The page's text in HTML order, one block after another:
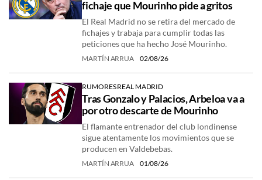
fichaje que Mourinho pide a gritos
El Real Madrid no se retira del mercado de
fichajes y trabaja para cumplir todas las
peticiones que ha hecho José Mourinho.
MARTÍN ARRUA 02/08/26
RUMORES REAL MADRID
Tras Gonzalo y Palacios, Arbeloa va a
por otro descarte de Mourinho
El flamante entrenador del club londinense
sigue atentamente los movimientos que se
producen en Valdebebas.
MARTÍN ARRUA 01/08/26